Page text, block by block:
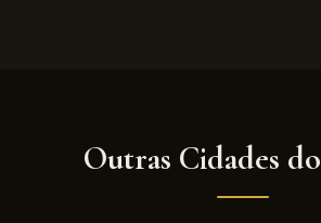
Outras Cidades do